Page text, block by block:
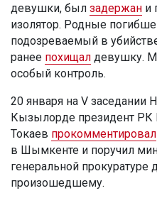
девушки, был задержан и
изолятор. Родные
подозреваемый в
ранее похищал девушку.
особый контроль.
20 января на V заседании
Кызылорде президент
Токаев прокомментировал
в Шымкенте и поручил
генеральной
произошедшему.